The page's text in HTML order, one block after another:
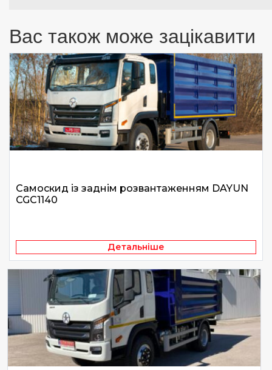
Вас також може зацікавити
Самоскид із заднім розвантаженням DAYUN
CGC1140
Детальніше